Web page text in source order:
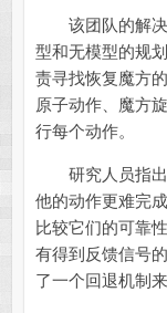
该团队的解决
型和无模型的规
责寻找恢复魔方
原子动作、魔方
行每个动作。
研究人员指出
他的动作更难完
比较它们的可靠
有得到反馈信号
了一个回退机制